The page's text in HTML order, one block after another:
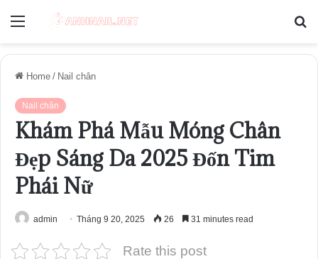
Menu
Home / Nail chân
Nail chân
Khám Phá Mẫu Móng Chân
Đẹp Sáng Da 2025 Đốn Tim
Phái Nữ
admin Tháng 9 20, 2025 26 31 minutes read
Rate this post